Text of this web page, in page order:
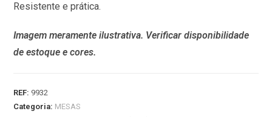
Resistente e prática.
Imagem meramente ilustrativa. Verificar disponibilidade
de estoque e cores.
REF: 9932
Categoria: MESAS